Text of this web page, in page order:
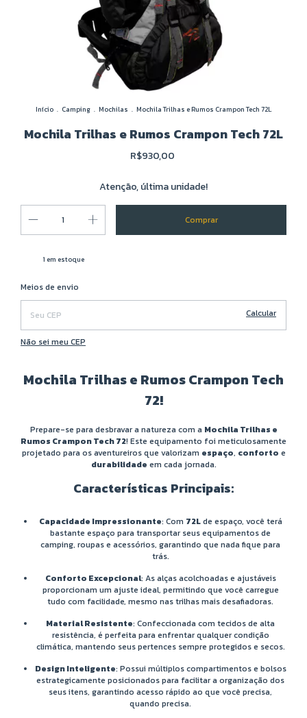
Início . Camping . Mochilas . Mochila Trilhas e Rumos Crampon Tech 72L
Mochila Trilhas e Rumos Crampon Tech 72L
R$930,00
Atenção, última unidade!
1 em estoque
Entregas para o CEP:
Meios de envio
Calcular
Não sei meu CEP
Mochila Trilhas e Rumos Crampon Tech
72!
Prepare-se para desbravar a natureza com a Mochila Trilhas e
Rumos Crampon Tech 72! Este equipamento foi meticulosamente
projetado para os aventureiros que valorizam espaço, conforto e
durabilidade em cada jornada.
Características Principais:
Capacidade Impressionante: Com 72Lde espaço, você terá
bastante espaço para transportar seus equipamentos de
camping, roupas e acessórios, garantindo que nada fique para
trás.
Conforto Excepcional: As alças acolchoadas e ajustáveis
proporcionam um ajuste ideal, permitindo que você carregue
tudo com facilidade, mesmo nas trilhas mais desafiadoras.
Material Resistente: Confeccionada com tecidos de alta
resistência, é perfeita para enfrentar qualquer condição
climática, mantendo seus pertences sempre protegidos e secos.
Design Inteligente: Possui múltiplos compartimentos e bolsos
estrategicamente posicionados para facilitar a organização dos
seus itens, garantindo acesso rápido ao que você precisa,
quando precisa.